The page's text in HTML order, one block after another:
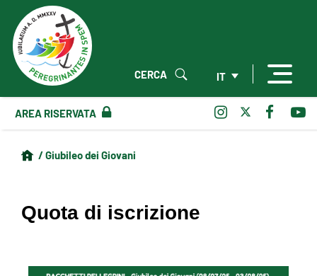
IT
CERCA
AREA RISERVATA
/ Giubileo dei Giovani
Quota di iscrizione